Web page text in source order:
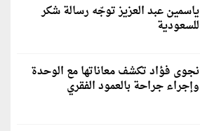
ياسمين عبد العزيز توجّه رسالة شكر
للسعودية
نجوى فؤاد تكشف معاناتها مع الوحدة
وإجراء جراحة بالعمود الفقري